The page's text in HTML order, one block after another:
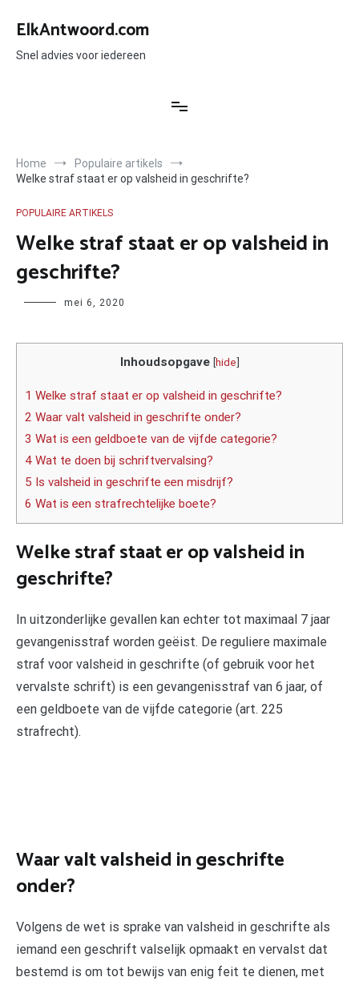
naar
inhoud
ElkAntwoord.com
Snel advies voor iedereen
Home
Populaire artikels
Welke straf staat er op valsheid in geschrifte?
POPULAIRE ARTIKELS
Welke straf staat er op valsheid in
geschrifte?
Author mei 6, 2020
Inhoudsopgave [hide]
1 Welke straf staat er op valsheid in geschrifte?
2 Waar valt valsheid in geschrifte onder?
3 Wat is een geldboete van de vijfde categorie?
4 Wat te doen bij schriftvervalsing?
5 Is valsheid in geschrifte een misdrijf?
6 Wat is een strafrechtelijke boete?
Welke straf staat er op valsheid in
geschrifte?
In uitzonderlijke gevallen kan echter tot maximaal 7 jaar
gevangenisstraf worden geëist. De reguliere maximale
straf voor valsheid in geschrifte (of gebruik voor het
vervalste schrift) is een gevangenisstraf van 6 jaar, of
een geldboete van de vijfde categorie (art. 225
strafrecht).
Waar valt valsheid in geschrifte
onder?
Volgens de wet is sprake van valsheid in geschrifte als
iemand een geschrift valselijk opmaakt en vervalst dat
bestemd is om tot bewijs van enig feit te dienen, met